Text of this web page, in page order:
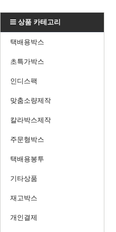
상품 카테고리
택배용박스
초특가박스
인디스팩
맞춤소량제작
칼라박스제작
주문형박스
택배용봉투
기타상품
재고박스
개인결제